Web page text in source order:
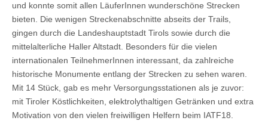
und konnte somit allen LäuferInnen wunderschöne Strecken
bieten. Die wenigen Streckenabschnitte abseits der Trails,
gingen durch die Landeshauptstadt Tirols sowie durch die
mittelalterliche Haller Altstadt. Besonders für die vielen
internationalen TeilnehmerInnen interessant, da zahlreiche
historische Monumente entlang der Strecken zu sehen waren.
Mit 14 Stück, gab es mehr Versorgungsstationen als je zuvor:
mit Tiroler Köstlichkeiten, elektrolythaltigen Getränken und extra
Motivation von den vielen freiwilligen Helfern beim IATF18.